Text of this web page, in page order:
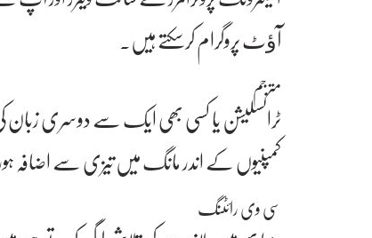
آﺅٹ پروگرام کرسکتے ہیں۔
مترجم
ٹرانسلیشن یا کسی بھی ایک سے دوسری
کمپنیوں کے اندر مانگ میں تیزی سے اضافہ
سی وی رائٹنگ